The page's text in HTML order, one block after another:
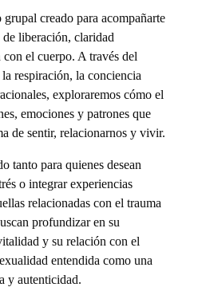
creado para acompañarte
liberación, claridad
el cuerpo. A través del
respiración, la conciencia
exploraremos cómo el
emociones y patrones que
de sentir, relacionarnos y vivir.
tanto para quienes desean
o integrar experiencias
relacionadas con el trauma
profundizar en su
y su relación con el
entendida como una
y autenticidad.